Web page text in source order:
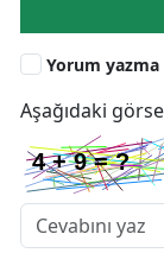
Yorum yazma
Aşağıdaki